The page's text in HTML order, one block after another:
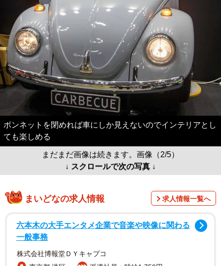
ボンネットを閉めれば車にしか見えないのでインテリアとし
ても楽しめる
まだまだ画像は続きます。画像（2/5）
↓ スクロールで次の写真 ↓
まいどなの求人情報 求人情報一覧へ
六本木の大手エンタメ企業で音楽や映像に関わる
一般事務
株式会社博報堂ＤＹキャプコ